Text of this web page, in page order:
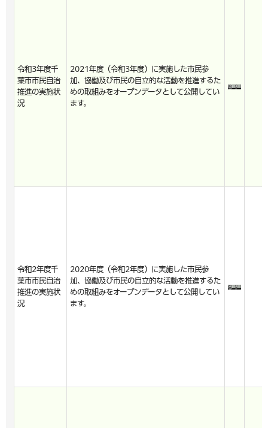
令和3年度千
葉市市民自治
推進の実施状
況
2021年度（令和3年度）に実施した市民参
加、協働及び市民の自立的な活動を推進するた
めの取組みをオープンデータとして公開してい
ます。
令和2年度千
葉市市民自治
推進の実施状
況
2020年度（令和2年度）に実施した市民参
加、協働及び市民の自立的な活動を推進するた
めの取組みをオープンデータとして公開してい
ます。